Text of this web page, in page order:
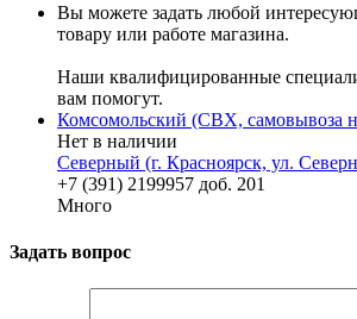
Вы можете задать любой
товару или работе магазина.
Наши квалифицированные
вам помогут.
Комсомольский (СВХ, самовывоза
Нет в наличии
Северный (г. Красноярск, ул.
+7 (391) 2199957 доб. 201
Много
Задать вопрос